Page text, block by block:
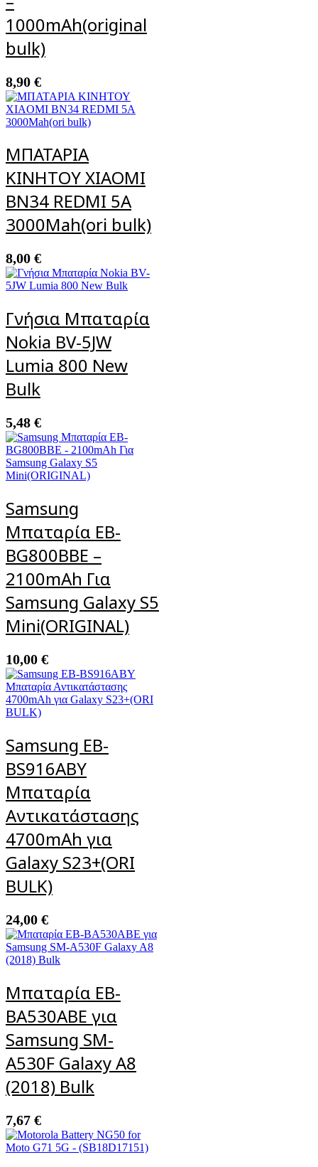
1000mAh(original
bulk)
8,90 €
ΜΠΑΤΑΡΙΑ
ΚΙΝΗΤΟΥ XIAOMI
BN34 REDMI 5A
3000Mah(ori bulk)
8,00 €
Γνήσια Μπαταρία
Nokia BV-5JW
Lumia 800 New
Bulk
5,48 €
Samsung
Μπαταρία EB-
BG800BBE –
2100mAh Για
Samsung Galaxy S5
Mini(ORIGINAL)
10,00 €
Samsung EB-
BS916ABY
Μπαταρία
Αντικατάστασης
4700mAh για
Galaxy S23+(ORI
BULK)
24,00 €
Μπαταρία EB-
BA530ABE για
Samsung SM-
A530F Galaxy A8
(2018) Bulk
7,67 €